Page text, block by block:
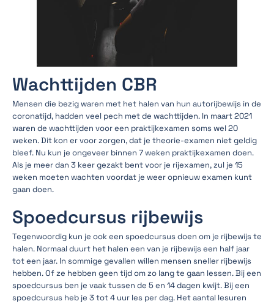
Wachttijden CBR
Mensen die bezig waren met het halen van hun autorijbewijs in de
coronatijd, hadden veel pech met de wachttijden. In maart 2021
waren de wachttijden voor een praktijkexamen soms wel 20
weken. Dit kon er voor zorgen, dat je theorie-examen niet geldig
bleef. Nu kun je ongeveer binnen 7 weken praktijkexamen doen.
Als je meer dan 3 keer gezakt bent voor je rijexamen, zul je 15
weken moeten wachten voordat je weer opnieuw examen kunt
gaan doen.
Spoedcursus rijbewijs
Tegenwoordig kun je ook een spoedcursus doen om je rijbewijs te
halen. Normaal duurt het halen een van je rijbewijs een half jaar
tot een jaar. In sommige gevallen willen mensen sneller rijbewijs
hebben. Of ze hebben geen tijd om zo lang te gaan lessen. Bij een
spoedcursus ben je vaak tussen de 5 en 14 dagen kwijt. Bij een
spoedcursus heb je 3 tot 4 uur les per dag. Het aantal lesuren